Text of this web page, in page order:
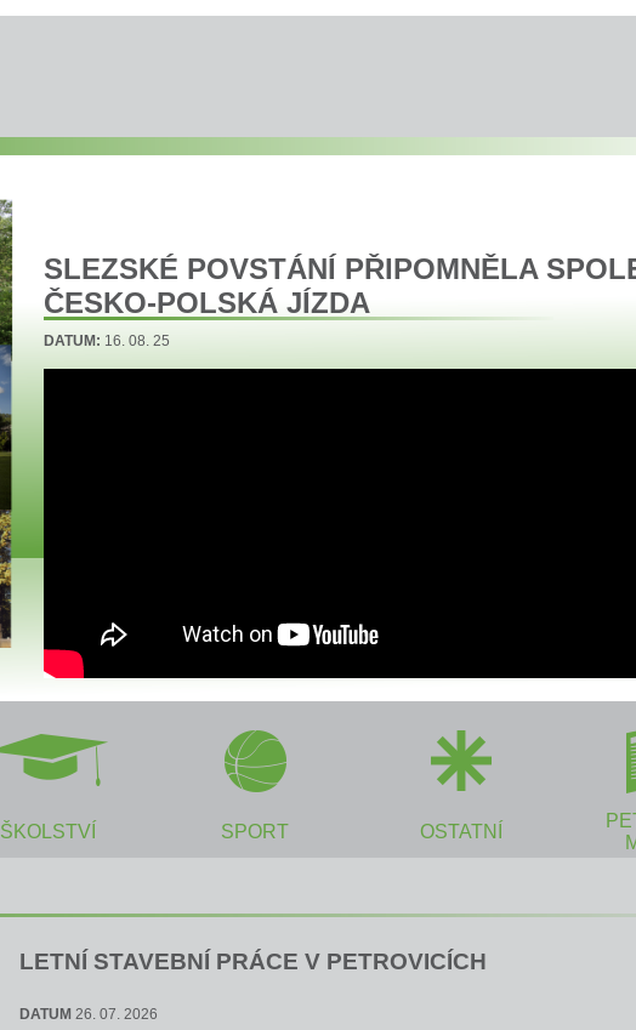
SLEZSKÉ POVSTÁNÍ PŘIPOMNĚLA
ČESKO-POLSKÁ JÍZDA
DATUM: 16. 08. 25
ŠKOLSTVÍ SPORT OSTATNÍ
LETNÍ STAVEBNÍ PRÁCE V PETROVICÍCH
DATUM26. 07. 2026